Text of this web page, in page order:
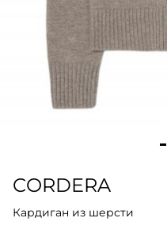
CORDERA
Кардиган из шерсти